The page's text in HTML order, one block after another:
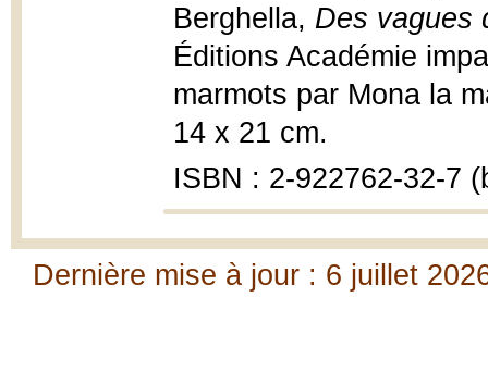
Berghella, Des vagues
Éditions Académie
marmots par Mona la
14 x 21 cm.
ISBN : 2-922762-32-7
Dernière mise à jour : 6 juillet